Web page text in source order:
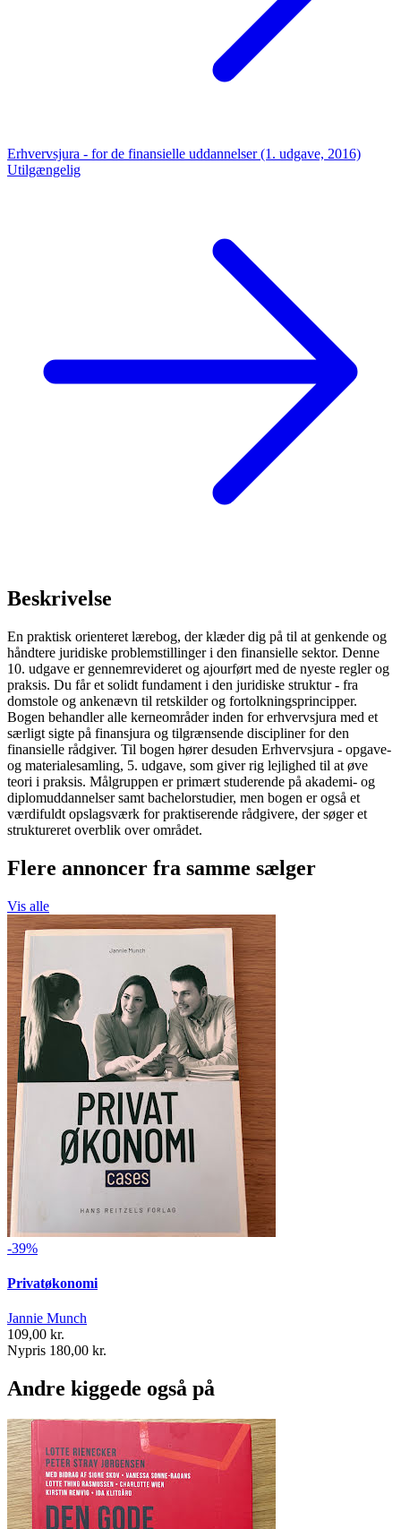
Erhvervsjura - for de finansielle uddannelser (1. udgave, 2016)
Utilgængelig
Beskrivelse
En praktisk orienteret lærebog, der klæder dig på til at genkende og
håndtere juridiske problemstillinger i den finansielle sektor. Denne
10. udgave er gennemrevideret og ajourført med de nyeste regler og
praksis. Du får et solidt fundament i den juridiske struktur - fra
domstole og ankenævn til retskilder og fortolkningsprincipper.
Bogen behandler alle kerneområder inden for erhvervsjura med et
særligt sigte på finansjura og tilgrænsende discipliner for den
finansielle rådgiver. Til bogen hører desuden Erhvervsjura - opgave-
og materialesamling, 5. udgave, som giver rig lejlighed til at øve
teori i praksis. Målgruppen er primært studerende på akademi- og
diplomuddannelser samt bachelorstudier, men bogen er også et
værdifuldt opslagsværk for praktiserende rådgivere, der søger et
struktureret overblik over området.
Flere annoncer fra samme sælger
Vis alle
-39%
Privatøkonomi
Jannie Munch
109,00 kr.
Nypris 180,00 kr.
Andre kiggede også på